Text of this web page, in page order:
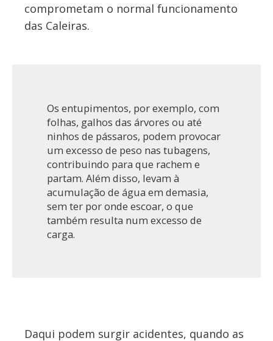
comprometam o normal funcionamento
das Caleiras.
Os entupimentos, por exemplo, com
folhas, galhos das árvores ou até
ninhos de pássaros, podem provocar
um excesso de peso nas tubagens,
contribuindo para que rachem e
partam. Além disso, levam à
acumulação de água em demasia,
sem ter por onde escoar, o que
também resulta num excesso de
carga.
Daqui podem surgir acidentes, quando as